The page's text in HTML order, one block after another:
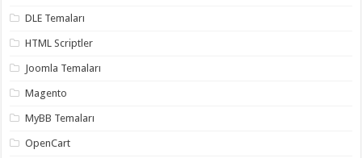
DLE Temaları
HTML Scriptler
Joomla Temaları
Magento
MyBB Temaları
OpenCart